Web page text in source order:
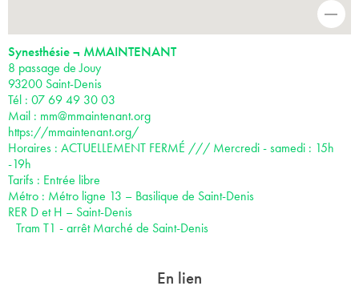
-
Synesthésie ¬ MMAINTENANT
8 passage de Jouy
93200 Saint-Denis
Tél : 07 69 49 30 03‬‬
Mail : mm@mmaintenant.org
https://mmaintenant.org/
Horaires : ACTUELLEMENT FERMÉ /// Mercredi - samedi : 15h
-19h
Tarifs : Entrée libre
Métro : Métro ligne 13 – Basilique de Saint-Denis
RER D et H – Saint-Denis
Tram T1 - arrêt Marché de Saint-Denis
En lien